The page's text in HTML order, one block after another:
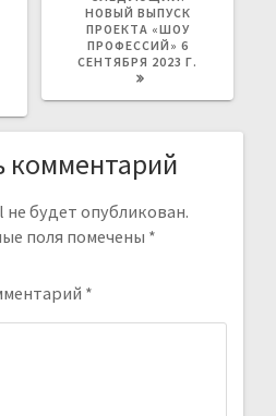
ЗАПИСЬ:
НОВЫЙ ВЫПУСК
ПРОЕКТА «ШОУ
ПРОФЕССИЙ» 6
СЕНТЯБРЯ 2023 Г.
комментарий
будет опубликован.
поля помечены *
*